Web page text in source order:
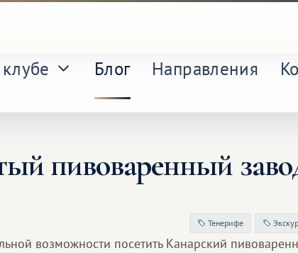
Блог Направления
пивоваренный
Тенерифе
возможности посетить Канарский